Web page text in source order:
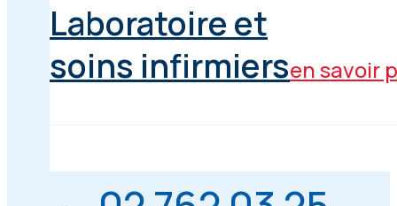
Laboratoire et
soins infirmiersen savoir